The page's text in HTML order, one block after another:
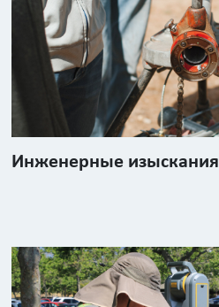
Инженерные изыскания